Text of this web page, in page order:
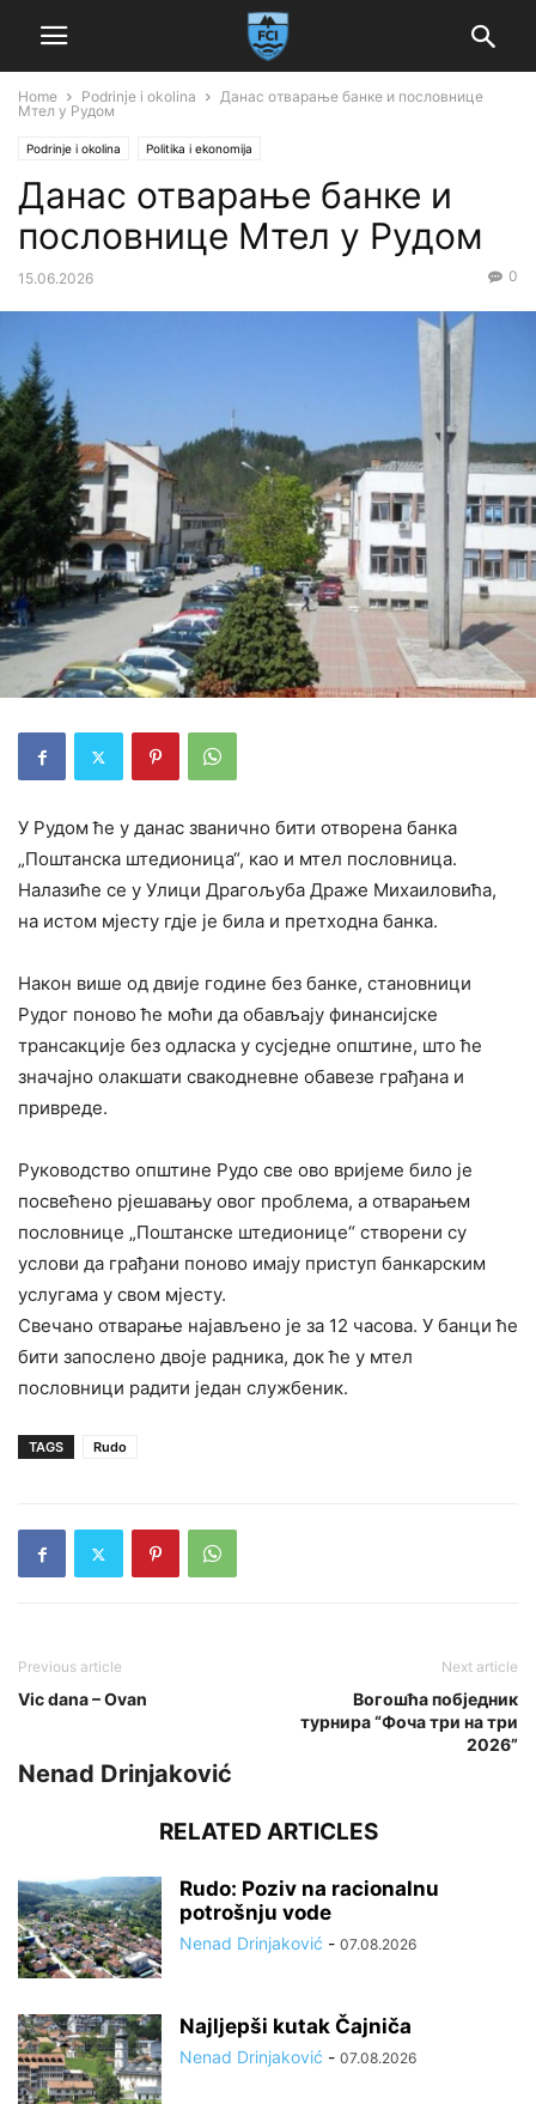
Home Podrinje i okolina
Данас отварање банке и пословнице
Мтел у Рудом
Podrinje i okolina Politika i ekonomija
Данас отварање банке и
пословнице Мтел у Рудом
15.06.2026 0
У Рудом ће у данас званично бити отворена банка
„Поштанска штедионица“, као и мтел пословница.
Налазиће се у Улици Драгољуба Драже Михаиловића,
на истом мјесту гдје је била и претходна банка.
Након више од двије године без банке, становници
Рудог поново ће моћи да обављају финансијске
трансакције без одласка у сусједне општине, што ће
значајно олакшати свакодневне обавезе грађана и
привреде.
Руководство општине Рудо све ово вријеме било је
посвећено рјешавању овог проблема, а отварањем
пословнице „Поштанске штедионице“ створени су
услови да грађани поново имају приступ банкарским
услугама у свом мјесту.
Свечано отварање најављено је за 12 часова. У банци ће
бити запослено двоје радника, док ће у мтел
пословници радити један службеник.
TAGS Rudo
Previous article
Vic dana – Ovan
Next article
Вогошћа побједник
турнира “Фоча три на три
2026”
Nenad Drinjaković
RELATED ARTICLES
Rudo: Poziv na racionalnu
potrošnju vode
Nenad Drinjaković - 07.08.2026
Najljepši kutak Čajniča
Nenad Drinjaković - 07.08.2026